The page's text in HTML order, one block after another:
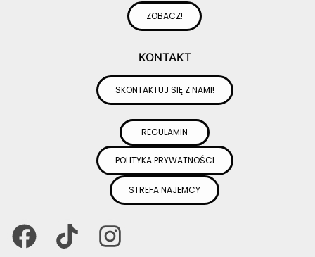
ZOBACZ!
KONTAKT
SKONTAKTUJ SIĘ Z NAMI!
REGULAMIN
POLITYKA PRYWATNOŚCI
STREFA NAJEMCY